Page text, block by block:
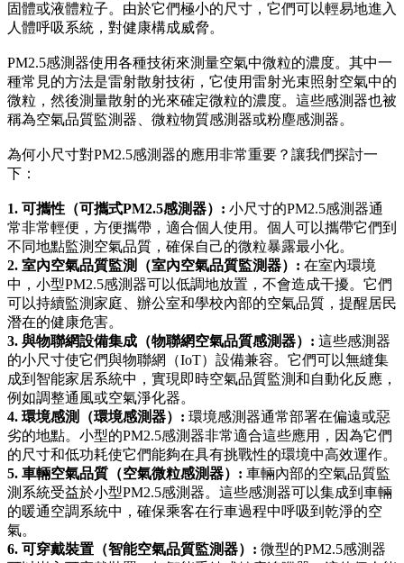
固體或液體粒子。由於它們極小的尺寸，它們可以輕易地進入
人體呼吸系統，對健康構成威脅。
PM2.5感測器使用各種技術來測量空氣中微粒的濃度。其中一
種常見的方法是雷射散射技術，它使用雷射光束照射空氣中的
微粒，然後測量散射的光來確定微粒的濃度。這些感測器也被
稱為空氣品質監測器、微粒物質感測器或粉塵感測器。
為何小尺寸對PM2.5感測器的應用非常重要？讓我們探討一
下：
1. 可攜性（可攜式PM2.5感測器）: 小尺寸的PM2.5感測器通
常非常輕便，方便攜帶，適合個人使用。個人可以攜帶它們到
不同地點監測空氣品質，確保自己的微粒暴露最小化。
2. 室內空氣品質監測（室內空氣品質監測器）: 在室內環境
中，小型PM2.5感測器可以低調地放置，不會造成干擾。它們
可以持續監測家庭、辦公室和學校內部的空氣品質，提醒居民
潛在的健康危害。
3. 與物聯網設備集成（物聯網空氣品質感測器）: 這些感測器
的小尺寸使它們與物聯網（IoT）設備兼容。它們可以無縫集
成到智能家居系統中，實現即時空氣品質監測和自動化反應，
例如調整通風或空氣淨化器。
4. 環境感測（環境感測器）: 環境感測器通常部署在偏遠或惡
劣的地點。小型的PM2.5感測器非常適合這些應用，因為它們
的尺寸和低功耗使它們能夠在具有挑戰性的環境中高效運作。
5. 車輛空氣品質（空氣微粒感測器）: 車輛內部的空氣品質監
測系統受益於小型PM2.5感測器。這些感測器可以集成到車輛
的暖通空調系統中，確保乘客在行車過程中呼吸到乾淨的空
氣。
6. 可穿戴裝置（智能空氣品質監測器）: 微型的PM2.5感測器